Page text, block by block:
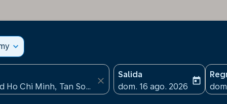
expand_more
close
Salida
fc-booking-departure-
dom. 16 ago. 2026
today
fc-